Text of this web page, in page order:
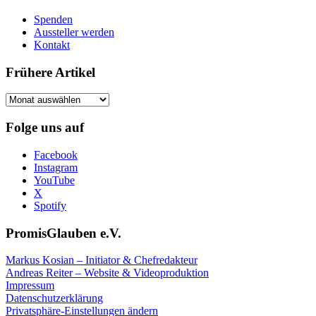
Spenden
Aussteller werden
Kontakt
Frühere Artikel
Frühere
Folge uns auf
Facebook
Instagram
YouTube
X
Spotify
PromisGlauben e.V.
Markus Kosian – Initiator & Chefredakteur
Andreas Reiter – Website & Videoproduktion
Impressum
Datenschutzerklärung
Privatsphäre-Einstellungen ändern